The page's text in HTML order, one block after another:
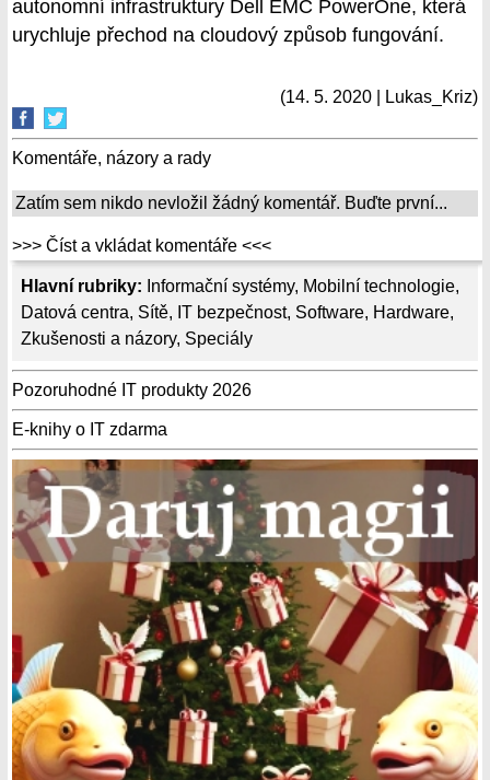
Hlavní rubriky: Informační systémy, Mobilní technologie,
Datová centra, Sítě, IT bezpečnost, Software, Hardware,
Zkušenosti a názory, Speciály
Pozoruhodné IT produkty 2026
E-knihy o IT zdarma
autonomní infrastruktury Dell EMC PowerOne, která
urychluje přechod na cloudový způsob fungování.
(14. 5. 2020 | Lukas_Kriz)
Komentáře, názory a rady
Zatím sem nikdo nevložil žádný komentář. Buďte první...
>>> Číst a vkládat komentáře <<<